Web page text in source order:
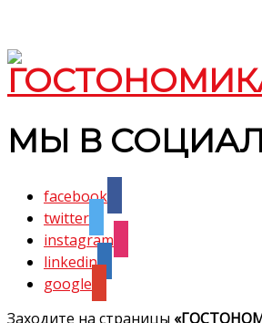
МЫ В
facebook
twitter
instagram
linkedin
google
Заходите на страницы